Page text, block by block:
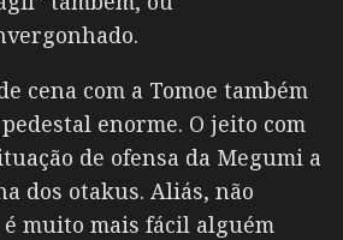
cena com a Tomoe também
enorme. O jeito com
de ofensa da Megumi a
dos otakus. Aliás, não
é muito mais fácil alguém